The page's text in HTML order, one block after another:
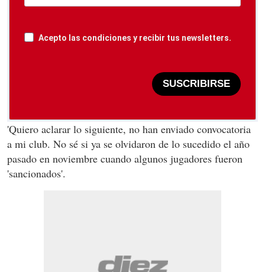
Acepto las condiciones y recibir tus newsletters.
SUSCRIBIRSE
'Quiero aclarar lo siguiente, no han enviado convocatoria
a mi club. No sé si ya se olvidaron de lo sucedido el año
pasado en noviembre cuando algunos jugadores fueron
'sancionados'.